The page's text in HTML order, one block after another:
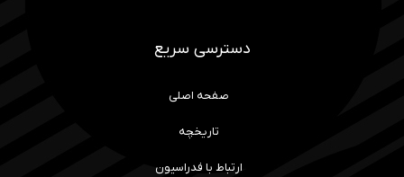
دسترسی سریع
صفحه اصلی
تاریخچه
ارتباط با فدراسیون